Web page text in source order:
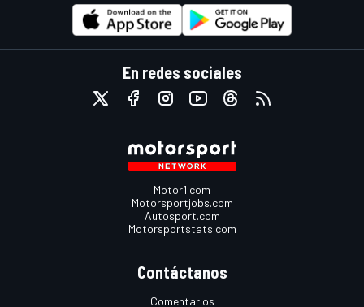
En redes sociales
Motor1.com
Motorsportjobs.com
Autosport.com
Motorsportstats.com
Contáctanos
Comentarios